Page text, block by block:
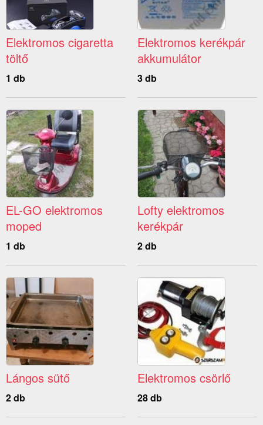
Elektromos cigaretta
töltő
1 db
Elektromos kerékpár
akkumulátor
3 db
EL-GO elektromos
moped
1 db
Lofty elektromos
kerékpár
2 db
Lángos sütő
2 db
Elektromos csörlő
28 db